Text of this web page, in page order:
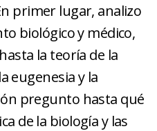
primer lugar, analizo
biológico y médico,
la teoría de la
eugenesia y la
pregunto hasta qué
de la biología y las